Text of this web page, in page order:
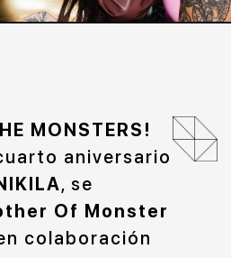
MONSTERS!
aniversario
, se
Of Monster
colaboración